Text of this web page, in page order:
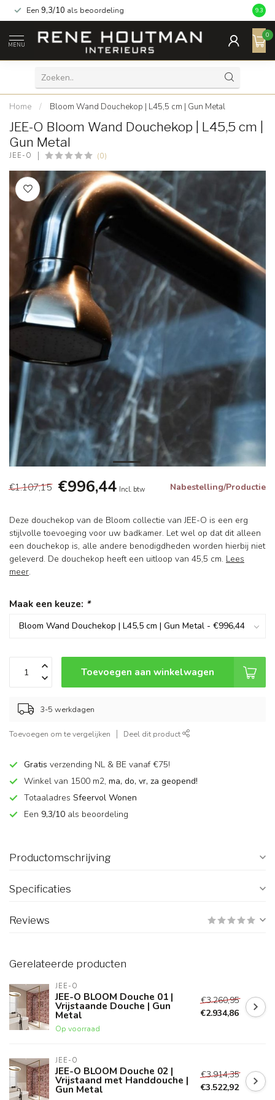
Een 9,3/10 als beoordeling 9.3
MENU
0
Home / Bloom Wand Douchekop | L45,5 cm | Gun Metal
JEE-O Bloom Wand Douchekop | L45,5 cm |
Gun Metal
JEE-O (0)
€1.107,15 €996,44 Incl. btw Nabestelling/Productie
Deze douchekop van de Bloom collectie van JEE-O is een erg
stijlvolle toevoeging voor uw badkamer. Let wel op dat dit alleen
een douchekop is, alle andere benodigdheden worden hierbij niet
geleverd. De douchekop heeft een uitloop van 45,5 cm. Lees
meer.
Maak een keuze: *
Toevoegen aan winkelwagen
3-5 werkdagen
Toevoegen om te vergelijken Deel dit product
Gratis verzending NL & BE vanaf €75!
Winkel van 1500 m2, ma, do, vr, za geopend!
Totaaladres Sfeervol Wonen
Een 9,3/10 als beoordeling
Productomschrijving
Specificaties
Reviews
Gerelateerde producten
JEE-O
JEE-O BLOOM Douche 01 |
Vrijstaande Douche | Gun
Metal
Op voorraad
€3.260,95
€2.934,86
JEE-O
JEE-O BLOOM Douche 02 |
Vrijstaand met Handdouche |
Gun Metal
€3.914,35
€3.522,92